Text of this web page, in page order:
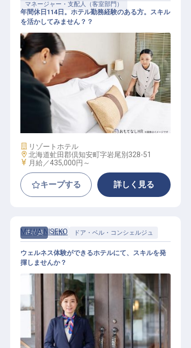
マネージャー・支配人（客室部門）
客室課長（エグゼクティブ・ハウス
キーパー）
年間休日114日。ホテル勤務経験のある方。スキル
を活かしてみません？？
施設業態
リゾートホテル
勤務地
北海道虻田郡倶知安町字岩尾別328-51
給与
月給／435,000円～
キープする 詳しく見る
正社員 宿泊 ドア・ベル・コンシェルジュ
MUWA NISEKO
ウェルネス体験ができるホテルにて、スキルを発
揮しませんか？